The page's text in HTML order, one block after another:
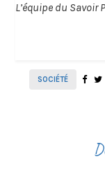
L’équipe du Savoir
SOCIÉTÉ